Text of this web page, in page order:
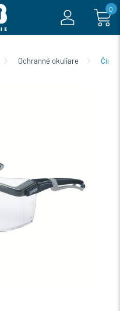
0
Ochranné okuliare Číre